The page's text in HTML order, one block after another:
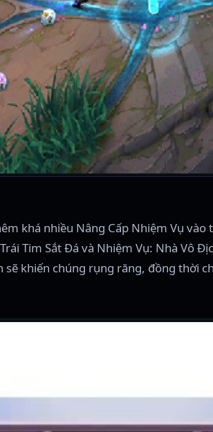
khá nhiều Nâng Cấp Nhiệm Vụ
Tim Sắt Đá và Nhiệm Vụ: Nhà Vô
khiến chúng rụng răng, đồng thời